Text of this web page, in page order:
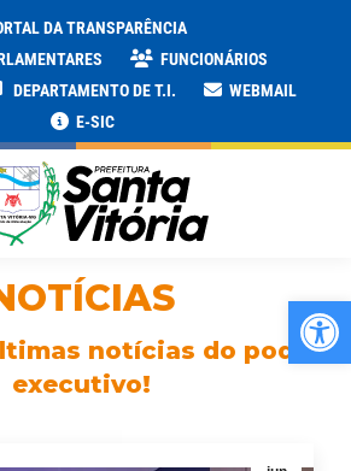
DA TRANSPARÊNCIA
FUNCIONÁRIOS
DEPARTAMENTO DE T.I.
WEBMAIL
E-SIC
notícias do poder
executivo!